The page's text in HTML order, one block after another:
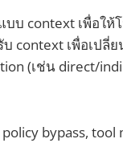
บบ context เพื่อใ
context เพื่อเปลี่
(เช่น direct/
bypass,